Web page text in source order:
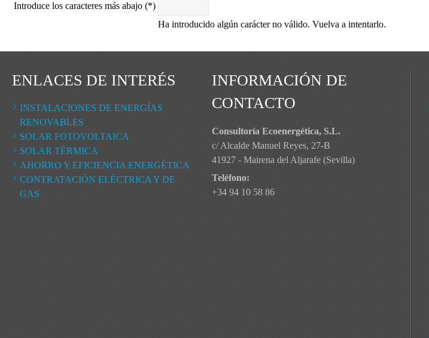
Introduce los caracteres más abajo (*)
Ha introducido algún carácter no válido. Vuelva a intentarlo.
ENLACES DE INTERÉS
INSTALACIONES DE ENERGÍAS
RENOVABLES
SOLAR FOTOVOLTAICA
SOLAR TÉRMICA
AHORRO Y EFICIENCIA ENERGÉTICA
CONTRATACIÓN ELÉCTRICA Y DE
GAS
INFORMACIÓN DE
CONTACTO
Consultoría Ecoenergética, S.L.
c/ Alcalde Manuel Reyes, 27-B
41927 - Mairena del Aljarafe (Sevilla)
Teléfono:
+34 94 10 58 86